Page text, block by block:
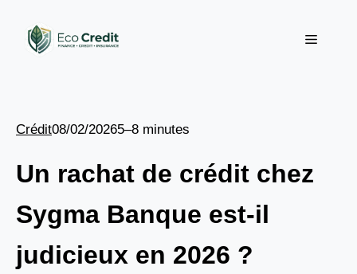
contenu
Menu
Crédit08/02/20265–8 minutes
Un rachat de crédit chez
Sygma Banque est-il
judicieux en 2026 ?